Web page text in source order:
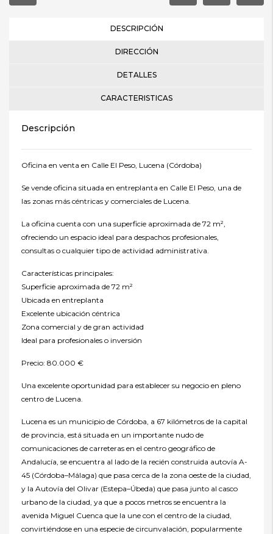
DESCRIPCIÓN
DIRECCIÓN
DETALLES
CARACTERISTICAS
Descripción
Oficina en venta en Calle El Peso, Lucena (Córdoba)
Se vende oficina situada en entreplanta en Calle El Peso, una de
las zonas más céntricas y comerciales de Lucena.
La oficina cuenta con una superficie aproximada de 72 m²,
ofreciendo un espacio ideal para despachos profesionales,
consultas o cualquier tipo de actividad administrativa.
Características principales:
Superficie aproximada de 72 m²
Ubicada en entreplanta
Excelente ubicación céntrica
Zona comercial y de gran actividad
Ideal para profesionales o inversión
Precio: 80.000 €
Una excelente oportunidad para establecer su negocio en pleno
centro de Lucena.
Lucena es un municipio de Córdoba, a 67 kilómetros de la capital
de provincia, está situada en un importante nudo de
comunicaciones de carreteras en el centro geográfico de
Andalucía, se encuentra al lado de la recién construida autovía A-
45 (Córdoba–Málaga) que pasa cerca de la zona oeste de la ciudad,
y la Autovía del Olivar (Estepa–Úbeda) que pasa junto al casco
urbano de la ciudad, ya que a pocos metros se encuentra la
avenida Miguel Cuenca que la une con el centro de la ciudad,
convirtiéndose en una especie de circunvalación, popularmente